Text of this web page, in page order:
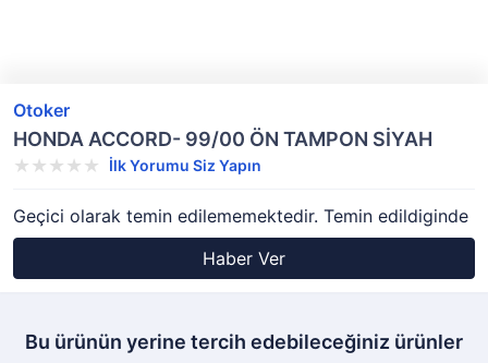
Otoker
HONDA ACCORD- 99/00 ÖN TAMPON SİYAH
İlk Yorumu Siz Yapın
Geçici olarak temin edilememektedir. Temin edildiginde
Haber Ver
Bu ürünün yerine tercih edebileceğiniz ürünler